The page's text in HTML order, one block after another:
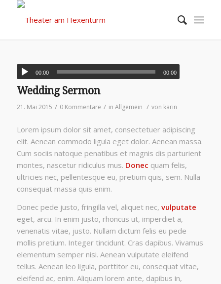
00:00 00:00
Wedding Sermon
21. Mai 2015 / 0 Kommentare / in Allgemein / von karin
Lorem ipsum dolor sit amet, consectetuer adipiscing
elit. Aenean commodo ligula eget dolor. Aenean massa.
Cum sociis natoque penatibus et magnis dis parturient
montes, nascetur ridiculus mus. Donec quam felis,
ultricies nec, pellentesque eu, pretium quis, sem. Nulla
consequat massa quis enim.
Donec pede justo, fringilla vel, aliquet nec, vulputate
eget, arcu. In enim justo, rhoncus ut, imperdiet a,
venenatis vitae, justo. Nullam dictum felis eu pede
mollis pretium. Integer tincidunt. Cras dapibus. Vivamus
elementum semper nisi. Aenean vulputate eleifend
tellus. Aenean leo ligula, porttitor eu, consequat vitae,
eleifend ac, enim. Aliquam lorem ante, dapibus in,